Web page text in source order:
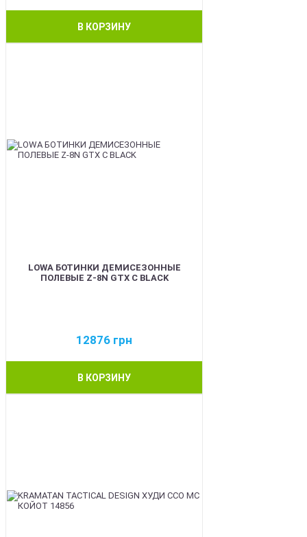
В КОРЗИНУ
LOWA БОТИНКИ ДЕМИСЕЗОННЫЕ
ПОЛЕВЫЕ Z-8N GTX C BLACK
12876 грн
В КОРЗИНУ